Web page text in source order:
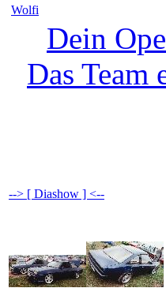
Wolfi
Dein
Das Team
--> [ Diashow ] <--